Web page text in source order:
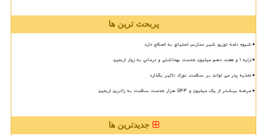
پربحث ترین ها
شیوه نامه توزیع شیر مدارس احتیاج به اصلاح دارد
ارایه ۱ و هفت دهم میلیون خدمت بهداشتی و درمانی به زوار اربعین
تغذیه پدر می تواند بر سلامت نوزاد تاثیر بگذارد
عرضه بیشتر از یک میلیون و ۵۴۴ هزار خدمت سلامت به زائرین اربعین
جدیدترین ها